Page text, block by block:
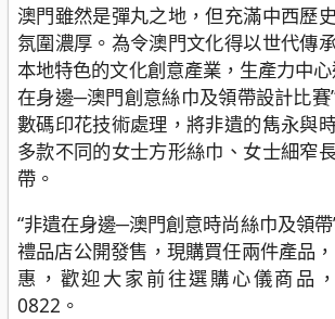
澳門雖然是彈丸之地，但充滿中西歷
氛圍濃厚。為令澳門文化得以世代傳
本地特色的文化創意產業，生產力中
在身邊─澳門創意絲巾及領帶設計比賽
數碼印花技術處理，將非遺的雋永與
多款不同的女士方形絲巾、女士細窄
帶。
“非遺在身邊─澳門創意時尚絲巾及領
禮品店公開發售，現購買任兩件產品
惠，歡迎大家前往選購心儀商品
0822。